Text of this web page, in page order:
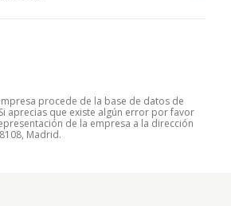
procede de la base de datos de
Si aprecias que existe algún error por favor
de la empresa a la dirección
Madrid.